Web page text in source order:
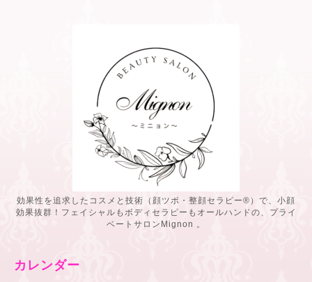
効果性を追求したコスメと技術（顔ツボ・整顔セラピー®️）で、小顔
効果抜群！フェイシャルもボディセラピーもオールハンドの、プライ
ベートサロンMignon 。
カレンダー